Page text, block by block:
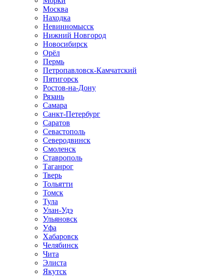
Москва
Находка
Невинномысск
Нижний Новгород
Новосибирск
Орёл
Пермь
Петропавловск-Камчатский
Пятигорск
Ростов-на-Дону
Рязань
Самара
Санкт-Петербург
Саратов
Севастополь
Северодвинск
Смоленск
Ставрополь
Таганрог
Тверь
Тольятти
Томск
Тула
Улан-Удэ
Ульяновск
Уфа
Хабаровск
Челябинск
Чита
Элиста
Якутск